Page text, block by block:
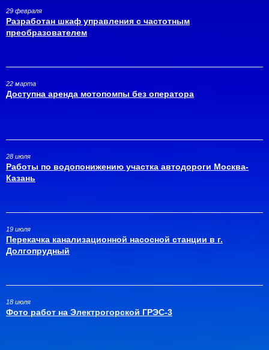
29 февраля
Разработан шкаф управления с частотным
преобразователем
22 марта
Доступна аренда мотопомпы без оператора
28 июля
Работы по водопонижению участка автодороги Москва-
Казань
19 июля
Перекачка канализационной насосной станции в г.
Долгопрудный
18 июля
Фото работ на Электрогорской ГРЭС-3